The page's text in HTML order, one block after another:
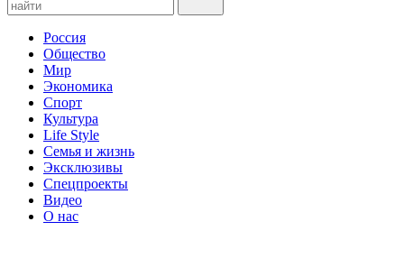
Россия
Общество
Мир
Экономика
Спорт
Культура
Life Style
Семья и жизнь
Эксклюзивы
Спецпроекты
Видео
О нас